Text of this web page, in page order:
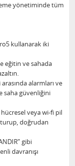
yönetiminde tüm
kullanarak iki
eğitin ve sahada
alarmları ve
saha güvenliğini
veya wi-fi pil
doğrudan
gibi
davranışı